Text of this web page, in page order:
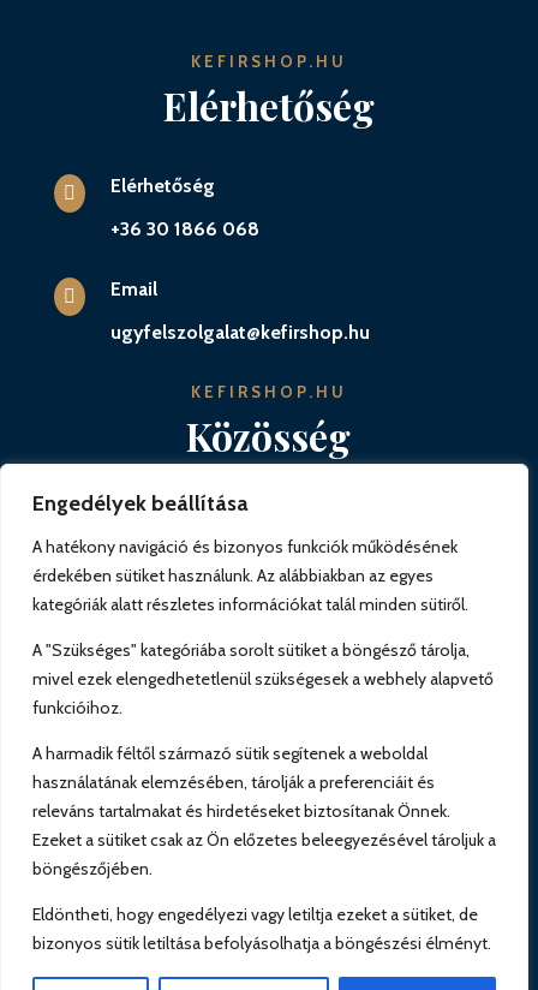
Engedélyek beállítása
A hatékony navigáció és bizonyos funkciók működésének
érdekében sütiket használunk. Az alábbiakban az egyes
kategóriák alatt részletes információkat talál minden sütiről.
A "Szükséges" kategóriába sorolt sütiket a böngésző tárolja,
mivel ezek elengedhetetlenül szükségesek a webhely alapvető
funkcióihoz.
A harmadik féltől származó sütik segítenek a weboldal
használatának elemzésében, tárolják a preferenciáit és
releváns tartalmakat és hirdetéseket biztosítanak Önnek.
Ezeket a sütiket csak az Ön előzetes beleegyezésével tároljuk a
böngészőjében.
Eldöntheti, hogy engedélyezi vagy letiltja ezeket a sütiket, de
bizonyos sütik letiltása befolyásolhatja a böngészési élményt.
KEFIRSHOP.HU
Elérhetőség

Elérhetőség
+36 30 1866 068

Email
ugyfelszolgalat@kefirshop.hu
KEFIRSHOP.HU
Közösség
Minden jog fenntartva – Copyright ©
Kefirshop
– BIO Fermentálás és Fermentáló üvegek
2024. A KEFIRKO® termékeket
Magyarországon forgalmazza: Sellei-Perjési
Nyilvántartási szám: 59292205, Felir
azonosító: AB4491560
Bio Garancia tanúsítvány szám: HU-ÖKO-
02.348-0007144.2024.001
Számlavezető bank: Raiffeisen Bank Zrt
Bankszámlaszám HUF 12011265-01978229-
00100005